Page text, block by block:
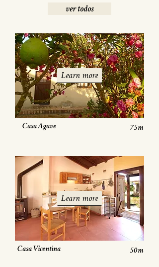
ver todos
Learn more
Casa Agave 75m
Learn more
Casa Vicentina 50m